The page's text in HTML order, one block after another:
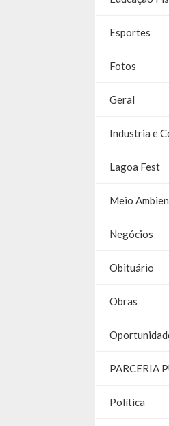
Esportes
Fotos
Geral
Industria e
Lagoa Fest
Meio
Negócios
Obituário
Obras
PARCERIA
Política